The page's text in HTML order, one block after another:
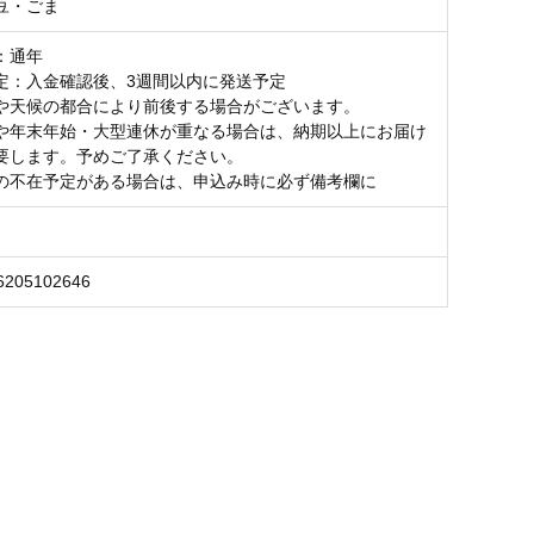
・ごま
通年
：入金確認後、3週間以内に発送予定
候の都合により前後する場合がございます。
末年始・大型連休が重なる場合は、納期以上にお届け
します。予めご了承ください。
在予定がある場合は、申込み時に必ず備考欄に